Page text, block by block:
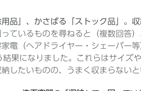
品」、かさばる「ストック品」。
ているものを尋ねると（複数回答
電（ヘアドライヤー・シェーバー
結果になりました。これらはサイズ
したいものの、うまく収まらないと